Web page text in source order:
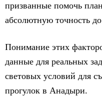
призванные помочь
абсолютную точность
Понимание этих
данные для реальных
световых условий для
прогулок в Анадыри.